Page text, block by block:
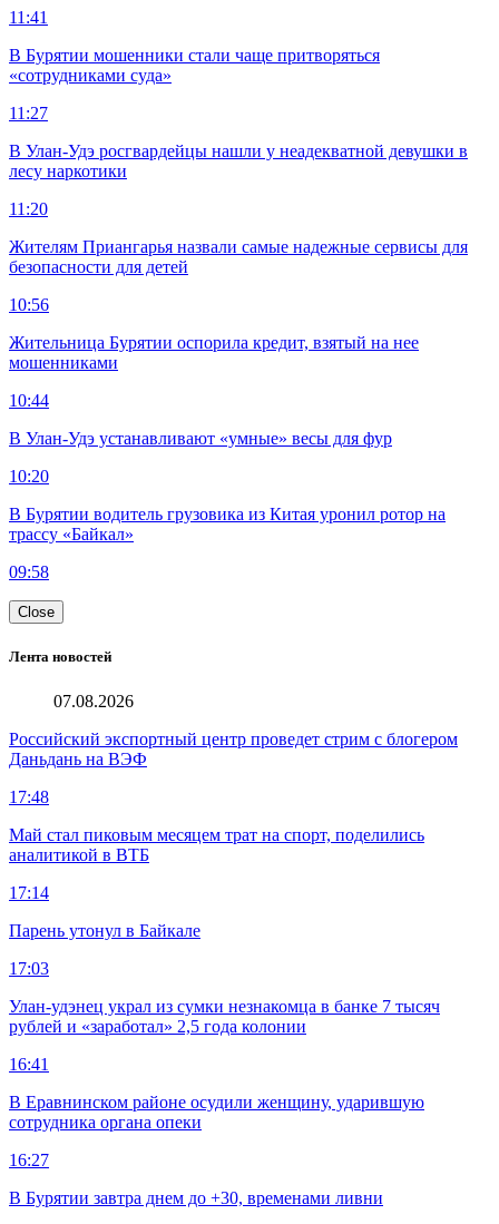
11:41
В Бурятии мошенники стали чаще притворяться
«сотрудниками суда»
11:27
В Улан-Удэ росгвардейцы нашли у неадекватной девушки в
лесу наркотики
11:20
Жителям Приангарья назвали самые надежные сервисы для
безопасности для детей
10:56
Жительница Бурятии оспорила кредит, взятый на нее
мошенниками
10:44
В Улан-Удэ устанавливают «умные» весы для фур
10:20
В Бурятии водитель грузовика из Китая уронил ротор на
трассу «Байкал»
09:58
Close
Лента новостей
07.08.2026
Российский экспортный центр проведет стрим с блогером
Даньдань на ВЭФ
17:48
Май стал пиковым месяцем трат на спорт, поделились
аналитикой в ВТБ
17:14
Парень утонул в Байкале
17:03
Улан-удэнец украл из сумки незнакомца в банке 7 тысяч
рублей и «заработал» 2,5 года колонии
16:41
В Еравнинском районе осудили женщину, ударившую
сотрудника органа опеки
16:27
В Бурятии завтра днем до +30, временами ливни